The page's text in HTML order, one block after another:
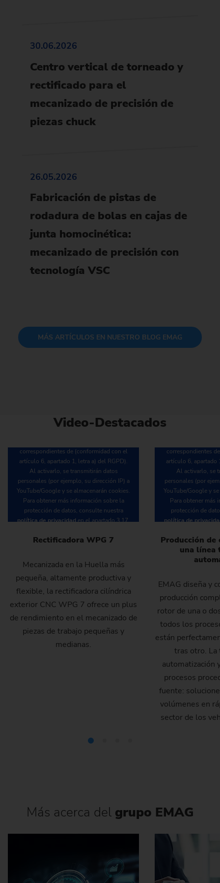
30.06.2026
Centro vertical de torneado y
rectificado para el
mecanizado de precisión de
piezas chuck
26.05.2026
Fabricación de pistas de
rodadura de bolas en cajas de
junta homocinética:
mecanizado de precisión con
tecnología VSC
MÁS ARTÍCULOS EN NUESTRO BLOG EMAG
Video-Destacados
Al hacer clic en «Cargar vídeo», usted da su
correspondientes de (conformidad con el
artículo 6, apartado 1, letra a) del RGPD).
Al activarlo, se transmitirán datos
personales (por ejemplo, su dirección IP) a
YouTube/Google y se almacenarán cookies.
Para obtener más información sobre la
protección de datos, consulte nuestra
política de privacidaden el apartado 3.17.
Rectificadora WPG 7
Mecanizada en la Huella más
pequeña, altamente productiva y
flexible, la rectificadora cilíndrica
exterior CNC WPG 7 ofrece un plus
de rendimiento en el mecanizado de
piezas de trabajo pequeñas y
medianas.
Al hacer clic en
correspondientes
artículo 6, apartado
Al activarlo, se
personales (por
YouTube/Google y
Para obtener más
protección de
política de
Producción de
una línea
EMAG diseña y
producción
rotor de una o
todos los
están
tras otro. La
automatización
procesos
fuente:
volúmenes en
sector de los
Más acerca del grupo EMAG